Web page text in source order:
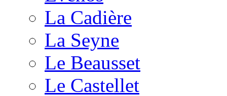
La Cadière
La Seyne
Le Beausset
Le Castellet